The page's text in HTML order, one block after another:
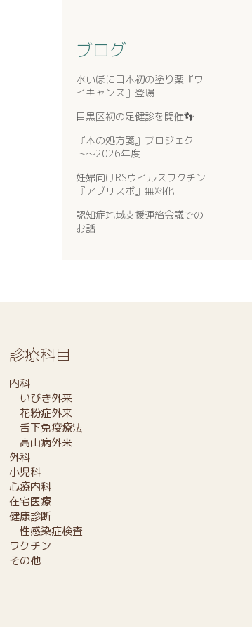
ブログ
水いぼに日本初の塗り薬『ワ
イキャンス』登場
目黒区初の足健診を開催👣
『本の処方箋』プロジェク
ト〜2026年度
妊婦向けRSウイルスワクチン
『アブリスボ』無料化
認知症地域支援連絡会議での
お話
診療科目
内科
いびき外来
花粉症外来
舌下免疫療法
高山病外来
外科
小児科
心療内科
在宅医療
健康診断
性感染症検査
ワクチン
その他